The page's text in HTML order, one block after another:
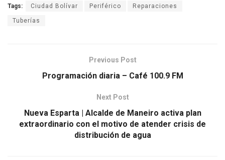
Tags: Ciudad Bolívar Periférico Reparaciones
Tuberías
Previous Post
Programación diaria – Café 100.9 FM
Next Post
Nueva Esparta | Alcalde de Maneiro activa plan
extraordinario con el motivo de atender crisis de
distribución de agua